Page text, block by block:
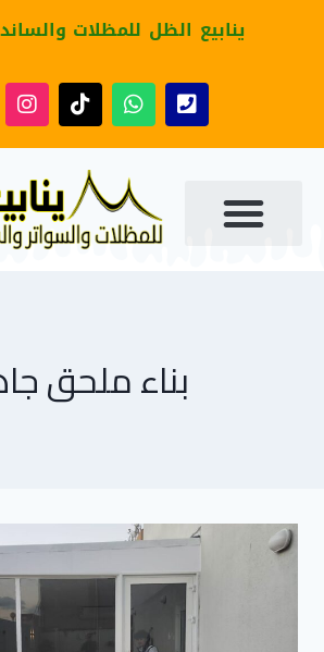
ينابيع الظل للمظلات
بناء ملحق